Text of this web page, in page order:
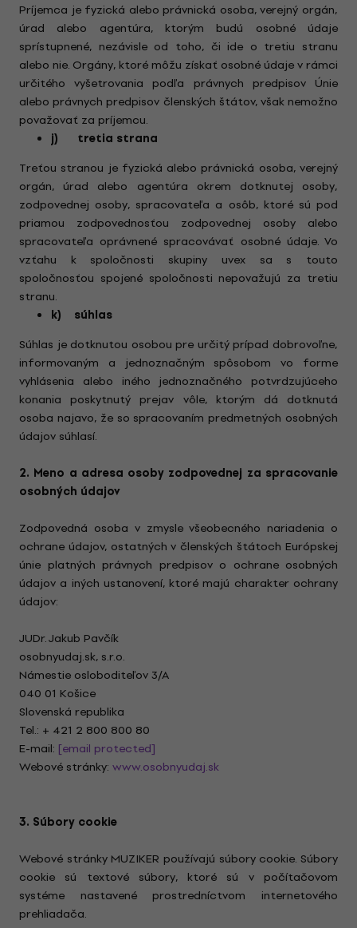
Príjemca je fyzická alebo právnická osoba, verejný orgán,
úrad alebo agentúra, ktorým budú osobné údaje
sprístupnené, nezávisle od toho, či ide o tretiu stranu
alebo nie. Orgány, ktoré môžu získať osobné údaje v rámci
určitého vyšetrovania podľa právnych predpisov Únie
alebo právnych predpisov členských štátov, však nemožno
považovať za príjemcu.
j) tretia strana
Treťou stranou je fyzická alebo právnická osoba, verejný
orgán, úrad alebo agentúra okrem dotknutej osoby,
zodpovednej osoby, spracovateľa a osôb, ktoré sú pod
priamou zodpovednosťou zodpovednej osoby alebo
spracovateľa oprávnené spracovávať osobné údaje. Vo
vzťahu k spoločnosti skupiny uvex sa s touto
spoločnosťou spojené spoločnosti nepovažujú za tretiu
stranu.
k) súhlas
Súhlas je dotknutou osobou pre určitý prípad dobrovoľne,
informovaným a jednoznačným spôsobom vo forme
vyhlásenia alebo iného jednoznačného potvrdzujúceho
konania poskytnutý prejav vôle, ktorým dá dotknutá
osoba najavo, že so spracovaním predmetných osobných
údajov súhlasí.
2. Meno a adresa osoby zodpovednej za spracovanie
osobných údajov
Zodpovedná osoba v zmysle všeobecného nariadenia o
ochrane údajov, ostatných v členských štátoch Európskej
únie platných právnych predpisov o ochrane osobných
údajov a iných ustanovení, ktoré majú charakter ochrany
údajov:
JUDr. Jakub Pavčík
osobnyudaj.sk, s.r.o.
Námestie osloboditeľov 3/A
040 01 Košice
Slovenská republika
Tel.: + 421 2 800 800 80
E-mail: [email protected]
Webové stránky: www.osobnyudaj.sk
3. Súbory cookie
Webové stránky MUZIKER používajú súbory cookie. Súbory
cookie sú textové súbory, ktoré sú v počítačovom
systéme nastavené prostredníctvom internetového
prehliadača.